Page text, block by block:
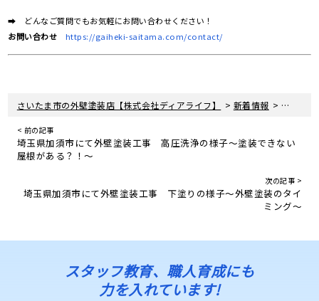
➡ どんなご質問でもお気軽にお問い合わせください！
お問い合わせ
https://gaiheki-saitama.com/contact/
さいたま市の外壁塗装店【株式会社ディアライフ】 > 新着情報 > 埼玉県
< 前の記事
埼玉県加須市にて外壁塗装工事 高圧洗浄の様子～塗装できない
屋根がある？！～
次の記事 >
埼玉県加須市にて外壁塗装工事 下塗りの様子～外壁塗装のタイ
ミング～
スタッフ教育、職人育成にも
力を入れています!